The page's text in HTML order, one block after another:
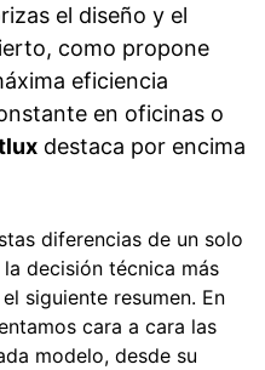
el diseño y el
como propone
eficiencia
en oficinas o
destaca por encima
diferencias de un solo
decisión técnica más
siguiente resumen. En
cara a cara las
modelo, desde su